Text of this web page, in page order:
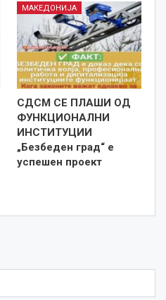
МАКЕДОНИЈА
СДСМ СЕ ПЛАШИ ОД
ФУНКЦИОНАЛНИ
ИНСТИТУЦИИ
„Безбеден град“ е
успешен проект